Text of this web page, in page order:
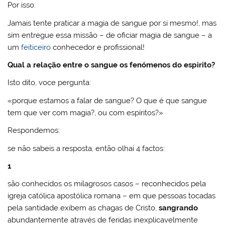
Por isso:
Jamais tente praticar a magia de sangue por si mesmo!, mas
sim entregue essa missão – de oficiar magia de sangue – a
umfeiticeiro conhecedor e profissional!
Qual a relação entre o sangue os fenómenos do espirito?
Isto dito, voce pergunta:
«porque estamos a falar de sangue? O que é que sangue
tem que ver com magia?, ou com espíritos?»
Respondemos:
se não sabeis a resposta, então olhai 4 factos:
1
são conhecidos os milagrosos casos – reconhecidos pela
igreja católica apostólica romana – em que pessoas tocadas
pela santidade exibem as chagas de Cristo,sangrando
abundantemente através de feridas inexplicavelmente